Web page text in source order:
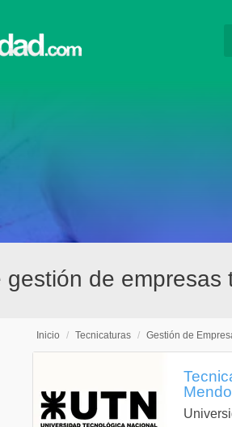
gestión de
Inicio / Tecnicaturas / Gestión de